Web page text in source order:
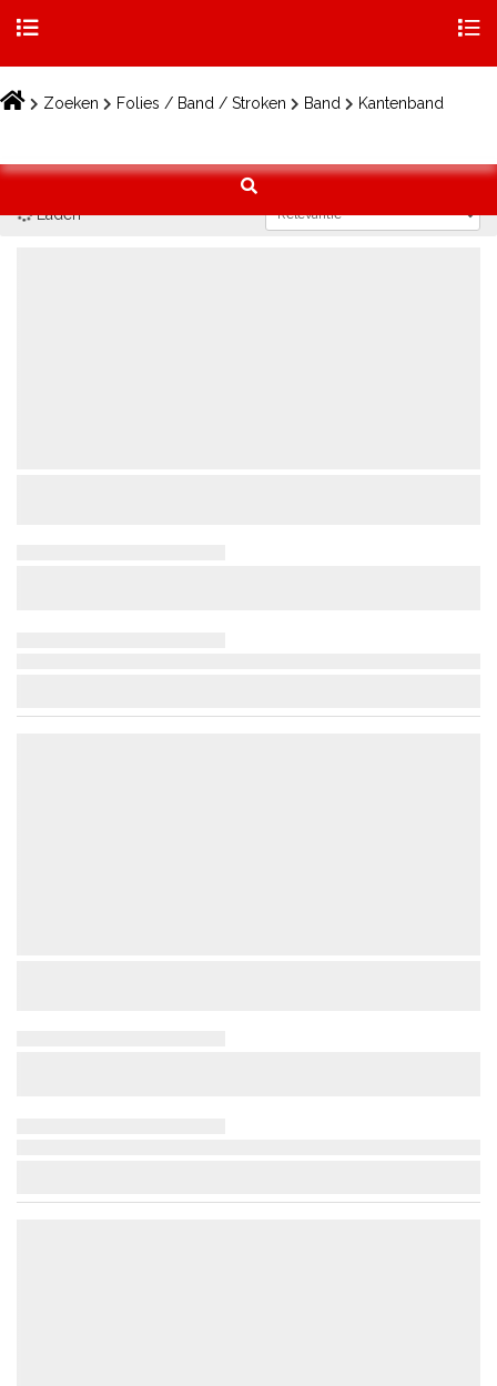
to
Zoeken
Folies / Band / Stroken Band Kantenband
Laden